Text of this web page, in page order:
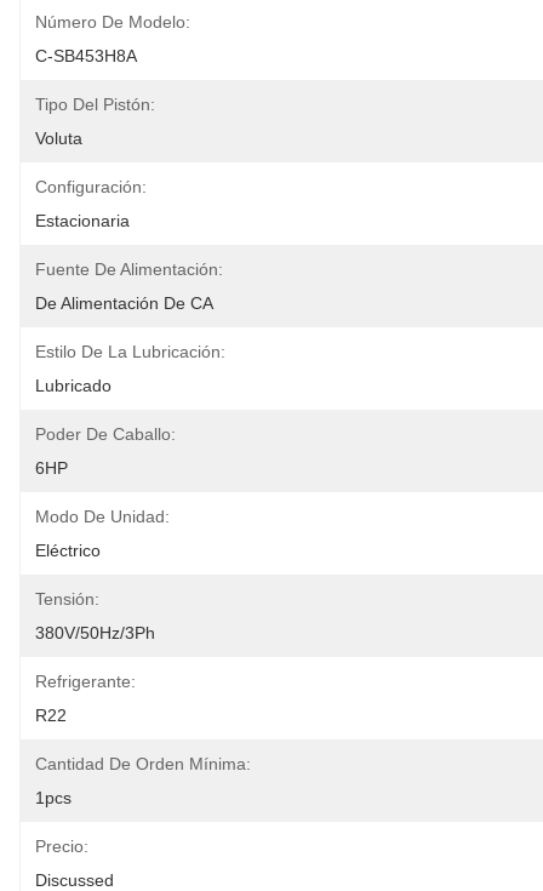
Número De Modelo:
C-SB453H8A
Tipo Del Pistón:
Voluta
Configuración:
Estacionaria
Fuente De Alimentación:
De Alimentación De CA
Estilo De La Lubricación:
Lubricado
Poder De Caballo:
6HP
Modo De Unidad:
Eléctrico
Tensión:
380V/50Hz/3Ph
Refrigerante:
R22
Cantidad De Orden Mínima:
1pcs
Precio:
Discussed